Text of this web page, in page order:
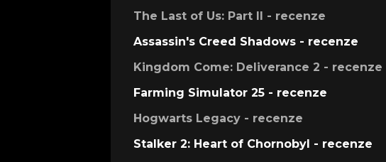
The Last of Us: Part II - recenze
Assassin's Creed Shadows - recenze
Kingdom Come: Deliverance 2 - recenze
Farming Simulator 25 - recenze
Hogwarts Legacy - recenze
Stalker 2: Heart of Chornobyl - recenze